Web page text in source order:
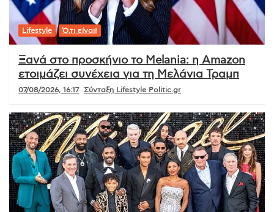
Lifestyle Ό,τι είναι!
Ξανά στο προσκήνιο το Melania: η Amazon
ετοιμάζει συνέχεια για τη Μελάνια Τραμπ
07/08/2026, 16:17 Σύνταξη Lifestyle Politic.gr